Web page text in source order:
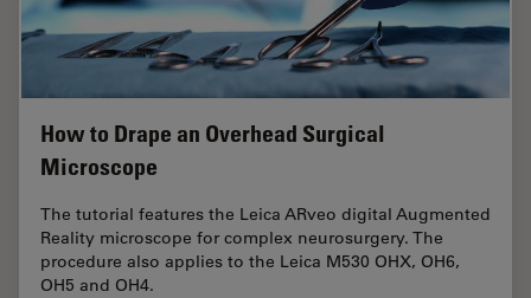
How to Drape an Overhead Surgical
Microscope
The tutorial features the Leica ARveo digital Augmented
Reality microscope for complex neurosurgery. The
procedure also applies to the Leica M530 OHX, OH6,
OH5 and OH4.